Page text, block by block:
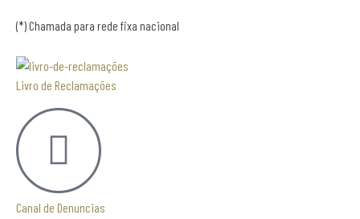
(*) Chamada para rede fixa nacional
Livro de Reclamações
Canal de Denuncias